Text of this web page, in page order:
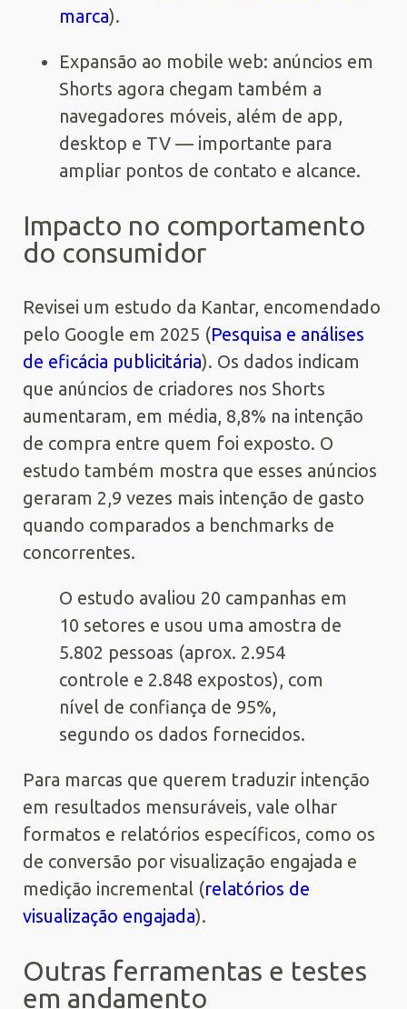
marca).
Expansão ao mobile web: anúncios em
Shorts agora chegam também a
navegadores móveis, além de app,
desktop e TV — importante para
ampliar pontos de contato e alcance.
Impacto no comportamento
do consumidor
Revisei um estudo da Kantar, encomendado
pelo Google em 2025 (Pesquisa e análises
de eficácia publicitária). Os dados indicam
que anúncios de criadores nos Shorts
aumentaram, em média, 8,8% na intenção
de compra entre quem foi exposto. O
estudo também mostra que esses anúncios
geraram 2,9 vezes mais intenção de gasto
quando comparados a benchmarks de
concorrentes.
O estudo avaliou 20 campanhas em
10 setores e usou uma amostra de
5.802 pessoas (aprox. 2.954
controle e 2.848 expostos), com
nível de confiança de 95%,
segundo os dados fornecidos.
Para marcas que querem traduzir intenção
em resultados mensuráveis, vale olhar
formatos e relatórios específicos, como os
de conversão por visualização engajada e
medição incremental (relatórios de
visualização engajada).
Outras ferramentas e testes
em andamento